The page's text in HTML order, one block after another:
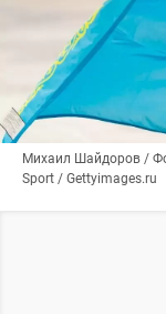
Михаил Шайдоров /
Sport / Gettyimages.ru